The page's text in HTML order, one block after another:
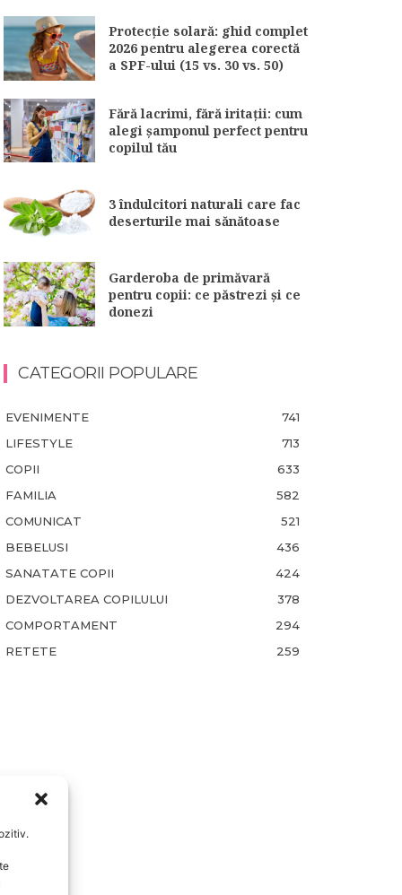
Protecție solară: ghid complet
2026 pentru alegerea corectă
a SPF-ului (15 vs. 30 vs. 50)
Fără lacrimi, fără iritații: cum
alegi șamponul perfect pentru
copilul tău
3 îndulcitori naturali care fac
deserturile mai sănătoase
Garderoba de primăvară
pentru copii: ce păstrezi și ce
donezi
CATEGORII POPULARE
EVENIMENTE
741
LIFESTYLE
713
COPII
633
FAMILIA
582
COMUNICAT
521
BEBELUSI
436
SANATATE COPII
424
DEZVOLTAREA COPILULUI
378
COMPORTAMENT
294
RETETE
259